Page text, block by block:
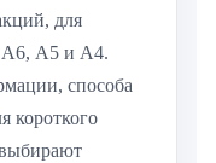
для
А6, А5 и А4.
способа
короткого